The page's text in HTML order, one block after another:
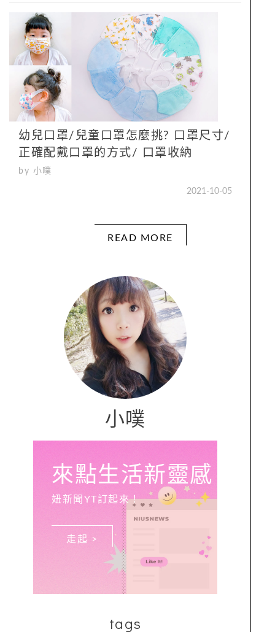
幼兒口罩/兒童口罩怎麼挑? 口罩尺寸/
正確配戴口罩的方式/ 口罩收納
by 小噗
2021-10-05
READ MORE
小噗
來點生活新靈感
妞新聞YT訂起來！
走起 >
tags